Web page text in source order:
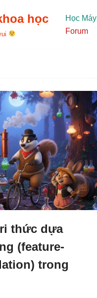
học Học Máy
Forum
thức dựa
(feature-
trong